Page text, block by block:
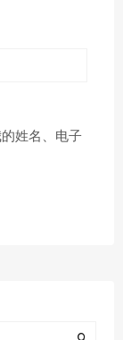
姓名、电子